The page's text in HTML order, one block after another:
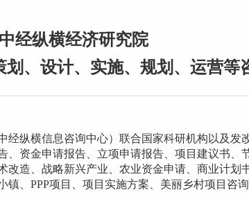
经纵横经济研究院
、设计、实施、规划、运营等
纵横信息咨询中心）联合国家科研机构以及发
、资金申请报告、立项申请报告、项目建议书、
改造、战略新兴产业、农业资金申请、商业计划
、PPP项目、项目实施方案、美丽乡村项目咨